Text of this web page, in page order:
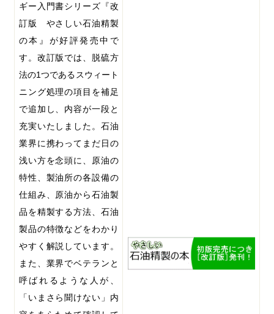
ギー入門書シリーズ『改
訂版 やさしい石油精製
の本』が好評発売中で
す。改訂版では、脱硫方
法の1つであるスウィート
ニング処理の項目を補足
で追加し、内容が一段と
充実いたしました。石油
業界に携わってまだ日の
浅い方を念頭に、原油の
特性、製油所の各設備の
仕組み、原油から石油製
品を精製する方法、石油
製品の特徴などをわかり
やすく解説しています。
また、業界でベテランと
呼ばれるような人が、
「いまさら聞けない」内